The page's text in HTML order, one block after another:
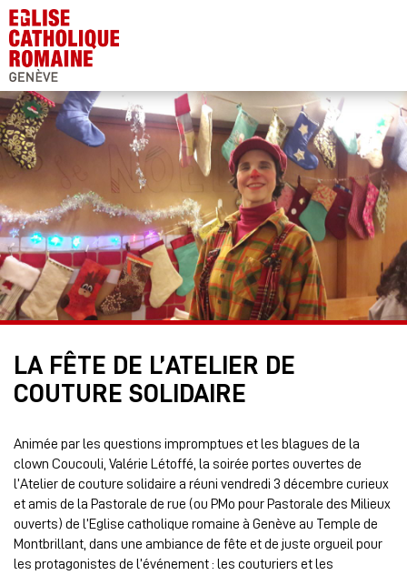
LA FÊTE DE L’ATELIER DE
COUTURE SOLIDAIRE
Animée par les questions impromptues et les blagues de la
clown Coucouli, Valérie Létoffé, la soirée portes ouvertes de
l’Atelier de couture solidaire a réuni vendredi 3 décembre curieux
et amis de la Pastorale de rue (ou PMo pour Pastorale des Milieux
ouverts) de l’Eglise catholique romaine à Genève au Temple de
Montbrillant, dans une ambiance de fête et de juste orgueil pour
les protagonistes de l’événement : les couturiers et les